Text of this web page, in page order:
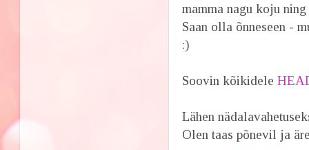
mamma nagu koju
Saan olla õnneseen -
:)
Soovin kõikidele
Lähen
Olen taas põnevil ja